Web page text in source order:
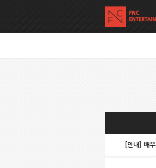
[안내] 배